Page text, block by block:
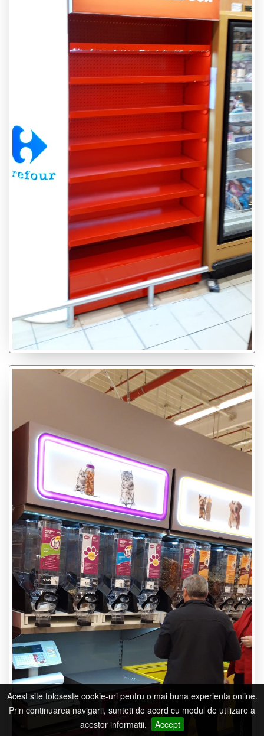
Acest site foloseste cookie-uri pentru o mai buna experienta online.
Prin continuarea navigarii, sunteti de acord cu modul de utilizare a
acestor informatii.
Accept